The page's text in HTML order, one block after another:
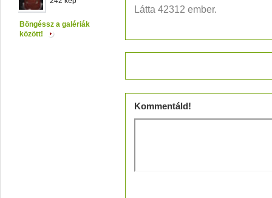
Böngéssz a galériák
között!
Látta 42312 ember.
Kommentáld!